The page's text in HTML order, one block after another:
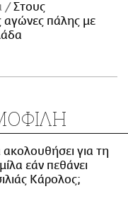
Στους
αγώνες πάλης με
ακολουθήσει για τη
εάν πεθάνει
Κάρολος;